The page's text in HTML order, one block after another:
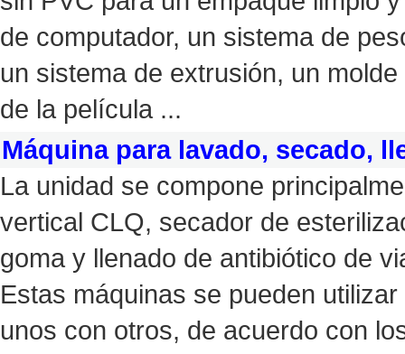
de computador, un sistema de
un sistema de extrusión, un
de la película ...
Máquina para lavado, secado,
La unidad se compone
vertical CLQ, secador de
goma y llenado de antibiótico de
Estas máquinas se pueden
unos con otros, de acuerdo con